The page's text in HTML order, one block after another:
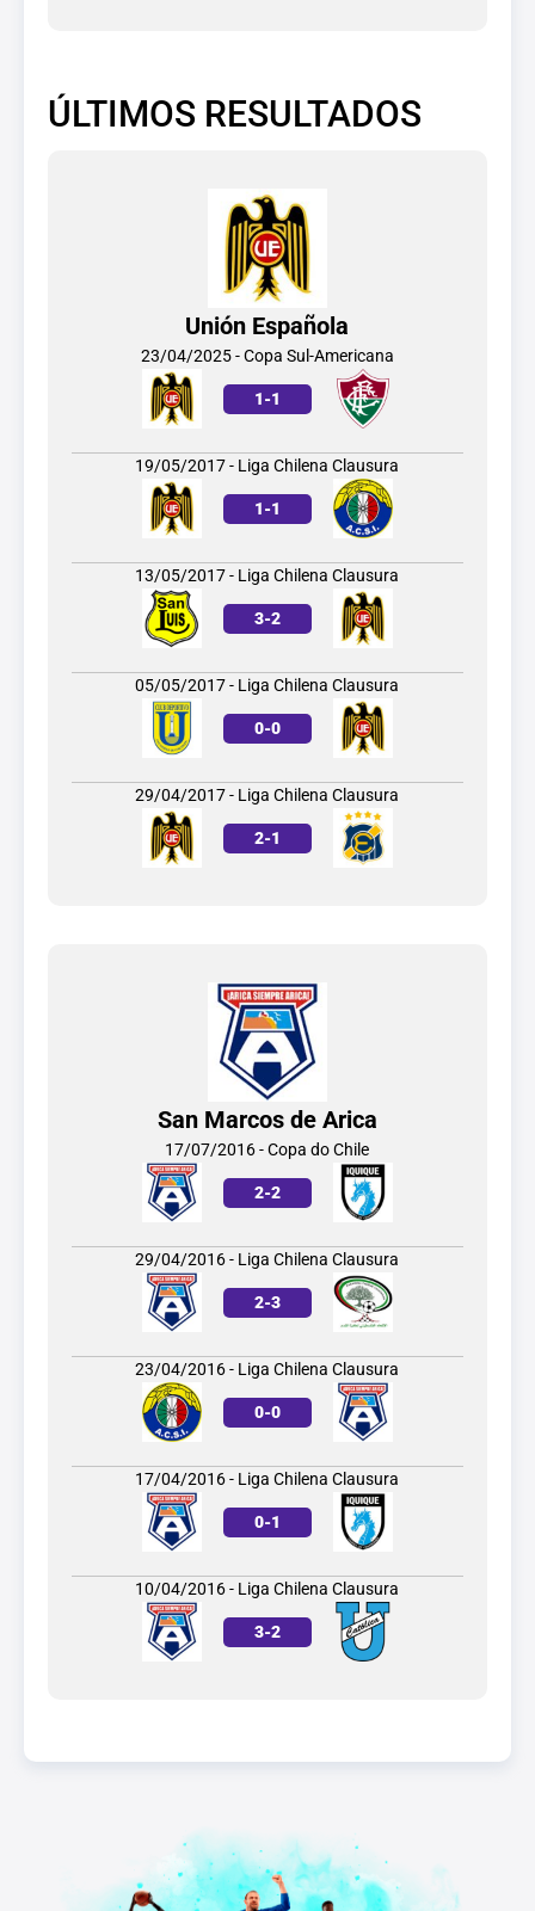
ÚLTIMOS RESULTADOS
Unión Española
23/04/2025 - Copa Sul-Americana
1-1
19/05/2017 - Liga Chilena Clausura
1-1
13/05/2017 - Liga Chilena Clausura
3-2
05/05/2017 - Liga Chilena Clausura
0-0
29/04/2017 - Liga Chilena Clausura
2-1
San Marcos de Arica
17/07/2016 - Copa do Chile
2-2
29/04/2016 - Liga Chilena Clausura
2-3
23/04/2016 - Liga Chilena Clausura
0-0
17/04/2016 - Liga Chilena Clausura
0-1
10/04/2016 - Liga Chilena Clausura
3-2